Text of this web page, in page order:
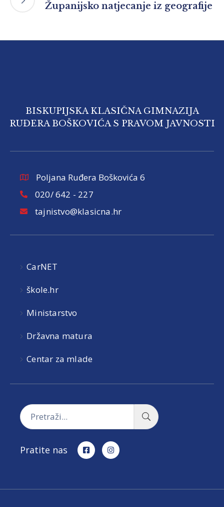
Županijsko natjecanje iz geografije
BISKUPIJSKA KLASIČNA GIMNAZIJA
RUĐERA BOŠKOVIĆA S PRAVOM JAVNOSTI
Poljana Ruđera Boškovića 6
020/ 642 - 227
tajnistvo@klasicna.hr
CarNET
škole.hr
Ministarstvo
Državna matura
Centar za mlade
Pratite nas